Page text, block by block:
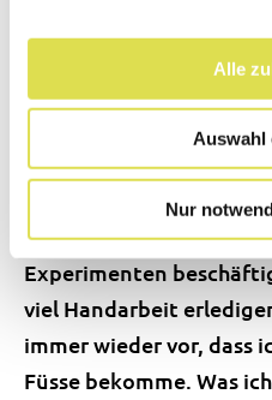
Alle
Auswahl
Nur
untersuchen, wie die
Fluss angeordnet
an der VAW ist, dass wir
praxisorientiert
abwechslungsreich: Ich
Computer, sondern bin
Experimenten
viel Handarbeit
immer wieder vor, dass
Füsse bekomme. Was